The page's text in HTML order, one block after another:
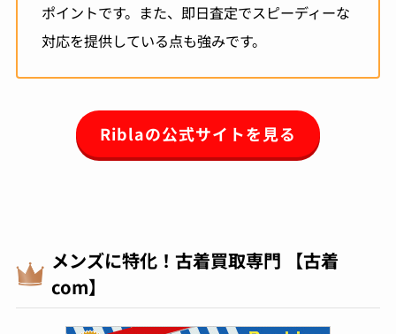
ポイントです。また、即日査定でスピーディーな
対応を提供している点も強みです。
Riblaの公式サイトを見る
メンズに特化！古着買取専門 【古着
com】